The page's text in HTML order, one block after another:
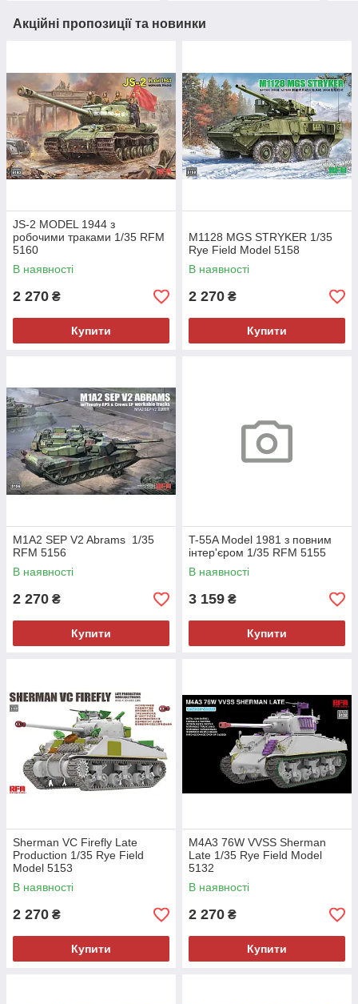
Акційні пропозиції та новинки
JS-2 MODEL 1944 з
робочими траками 1/35 RFM
5160
В наявності
2 270 ₴
Купити
M1128 MGS STRYKER 1/35
Rye Field Model 5158
В наявності
2 270 ₴
Купити
M1A2 SEP V2 Abrams 1/35
RFM 5156
В наявності
2 270 ₴
Купити
T-55A Model 1981 з повним
інтер'єром 1/35 RFM 5155
В наявності
3 159 ₴
Купити
Sherman VC Firefly Late
Production 1/35 Rye Field
Model 5153
В наявності
2 270 ₴
Купити
M4A3 76W VVSS Sherman
Late 1/35 Rye Field Model
5132
В наявності
2 270 ₴
Купити